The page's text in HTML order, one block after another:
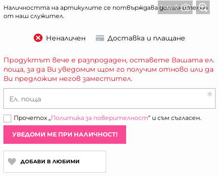
1 от 3
Наличността на артикулите се потвърждава допълнително
от наш служител.
Неналичен Доставка и плащане
Продуктът вече е разпродаден, оставете Вашата ел.
поща, за да Ви уведомим щом го получим отново или да
Ви предложим негов заместител.
Ел. поща
Прочетох „Политика за поверителност“ и съм съгласен.
УВЕДОМИ МЕ ПРИ НАЛИЧНОСТ!
ДОБАВИ В ЛЮБИМИ